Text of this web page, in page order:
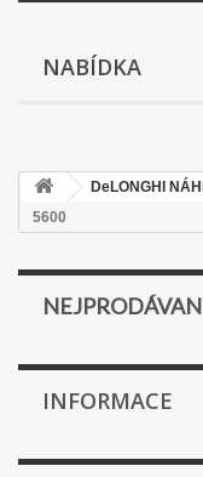
NABÍDKA
DeLONGHI
5600
INFORMACE